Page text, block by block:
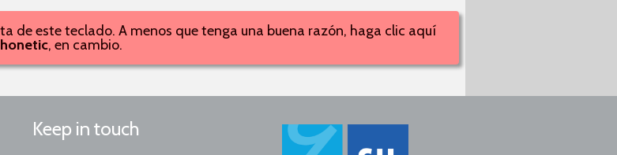
de este teclado. A menos que tenga una buena razón, haga clic aquí
, en cambio.
Keep in touch